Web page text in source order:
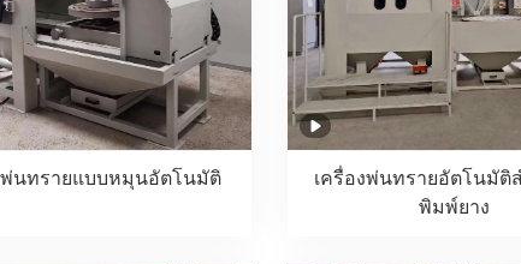
พ่นทรายแบบหมุนอัตโนมัติ
เครื่องพ่นทรายอัตโนมัติ
พิมพ์ยาง